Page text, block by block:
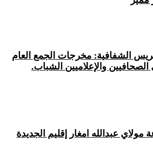
الشفافية: مخرجات الجمع العام
الصحافيين والإعلاميين الشباب.
عبدالله امغار إقليم الجديدة